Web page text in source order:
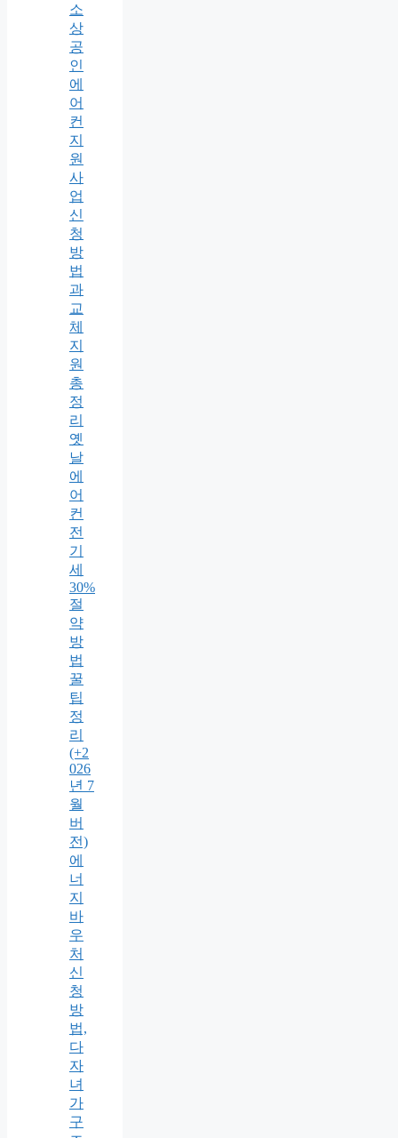
소
상
공
인
에
어
컨
지
원
사
업
신
청
방
법
과
교
체
지
원
총
정
리
옛
날
에
어
컨
전
기
세
30%
절
약
방
법
꿀
팁
정
리
(+2
026
년 7
월
버
전)
에
너
지
바
우
처
신
청
방
법,
다
자
녀
가
구